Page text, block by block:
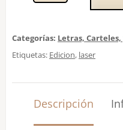
Categorías: Letras,
Etiquetas: Edicion, laser
Descripción